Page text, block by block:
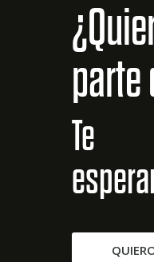
parte
Te